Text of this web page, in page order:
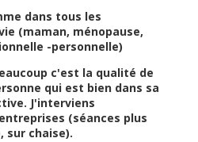
dans tous les
(maman, ménopause,
-personnelle)
c'est la qualité de
qui est bien dans sa
J'interviens
(séances plus
sur chaise).